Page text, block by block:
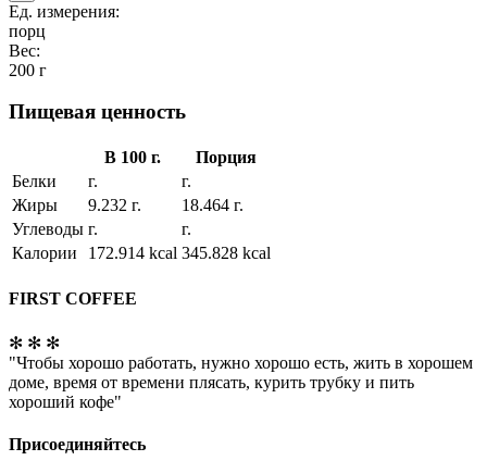
Ед. измерения:
порц
Вес:
200 г
Пищевая ценность
В 100 г.
Порция
Белки
г.
г.
Жиры
9.232 г.
18.464 г.
Углеводы г.
г.
Калории
172.914 kcal 345.828 kcal
FIRST COFFEE
✻ ✻ ✻
"Чтобы хорошо работать, нужно хорошо есть, жить в хорошем
доме, время от времени плясать, курить трубку и пить
хороший кофе"
Присоединяйтесь